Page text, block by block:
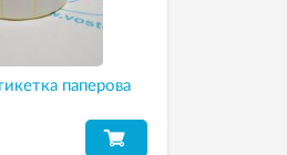
паперова